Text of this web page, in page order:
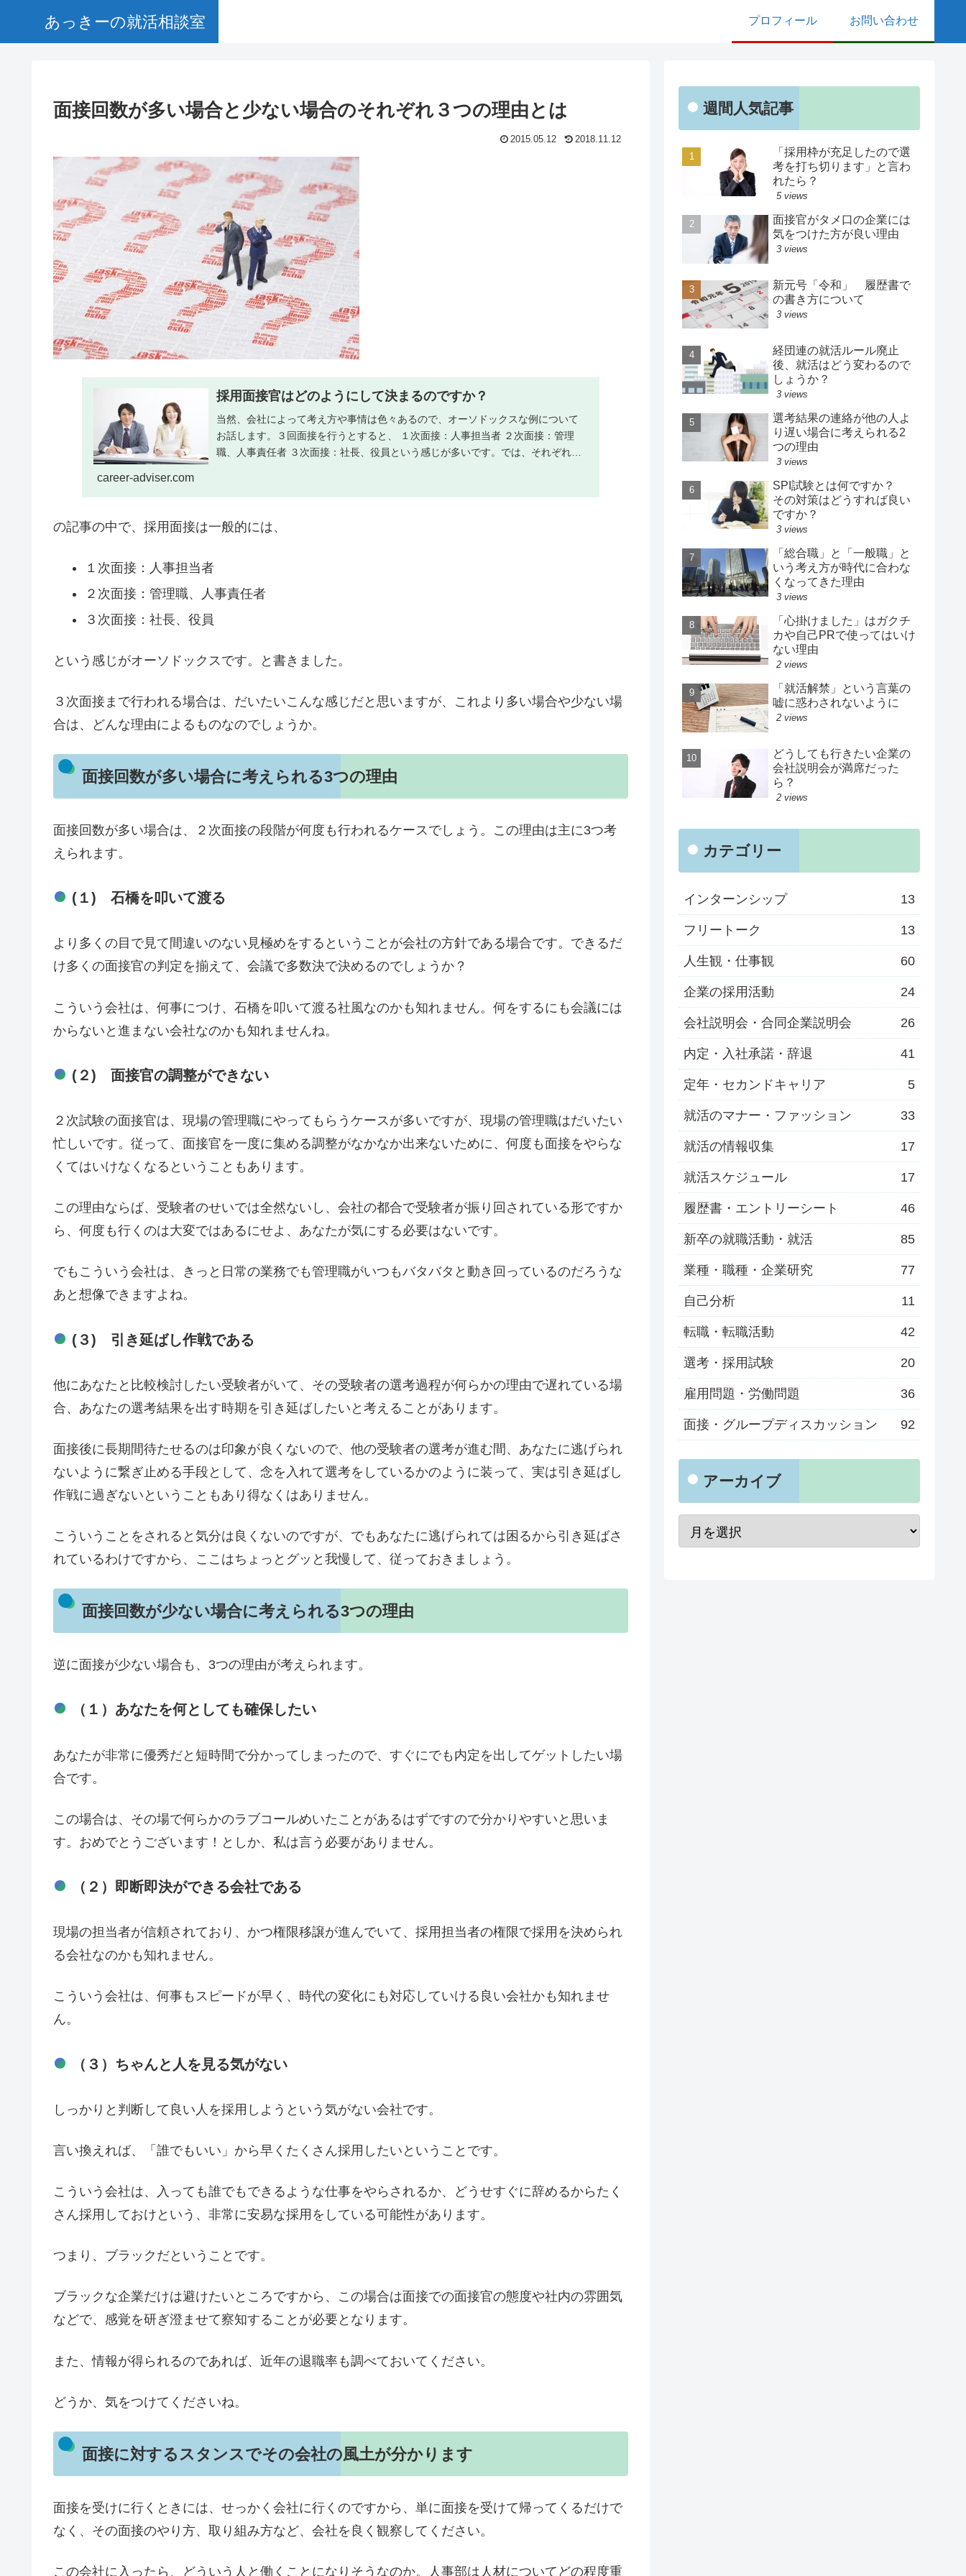
あっきーの就活相談室 プロフィール お問い合わせ
面接回数が多い場合と少ない場合のそれぞれ３つの理由とは
2015.05.12 2018.11.12
採用面接官はどのようにして決まるのですか？
当然、会社によって考え方や事情は色々あるので、オーソドックスな例について
お話します。３回面接を行うとすると、 １次面接：人事担当者 ２次面接：管理
職、人事責任者 ３次面接：社長、役員という感じが多いです。では、それぞれに
career-adviser.com
の記事の中で、採用面接は一般的には、
１次面接：人事担当者
２次面接：管理職、人事責任者
３次面接：社長、役員
という感じがオーソドックスです。と書きました。
３次面接まで行われる場合は、だいたいこんな感じだと思いますが、これより多い場合や少ない場
合は、どんな理由によるものなのでしょうか。
面接回数が多い場合に考えられる3つの理由
面接回数が多い場合は、２次面接の段階が何度も行われるケースでしょう。この理由は主に3つ考
えられます。
(１) 石橋を叩いて渡る
より多くの目で見て間違いのない見極めをするということが会社の方針である場合です。できるだ
け多くの面接官の判定を揃えて、会議で多数決で決めるのでしょうか？
こういう会社は、何事につけ、石橋を叩いて渡る社風なのかも知れません。何をするにも会議には
からないと進まない会社なのかも知れませんね。
(２) 面接官の調整ができない
２次試験の面接官は、現場の管理職にやってもらうケースが多いですが、現場の管理職はだいたい
忙しいです。従って、面接官を一度に集める調整がなかなか出来ないために、何度も面接をやらな
くてはいけなくなるということもあります。
この理由ならば、受験者のせいでは全然ないし、会社の都合で受験者が振り回されている形ですか
ら、何度も行くのは大変ではあるにせよ、あなたが気にする必要はないです。
でもこういう会社は、きっと日常の業務でも管理職がいつもバタバタと動き回っているのだろうな
あと想像できますよね。
(３) 引き延ばし作戦である
他にあなたと比較検討したい受験者がいて、その受験者の選考過程が何らかの理由で遅れている場
合、あなたの選考結果を出す時期を引き延ばしたいと考えることがあります。
面接後に長期間待たせるのは印象が良くないので、他の受験者の選考が進む間、あなたに逃げられ
ないように繋ぎ止める手段として、念を入れて選考をしているかのように装って、実は引き延ばし
作戦に過ぎないということもあり得なくはありません。
こういうことをされると気分は良くないのですが、でもあなたに逃げられては困るから引き延ばさ
れているわけですから、ここはちょっとグッと我慢して、従っておきましょう。
面接回数が少ない場合に考えられる3つの理由
逆に面接が少ない場合も、3つの理由が考えられます。
（１）あなたを何としても確保したい
あなたが非常に優秀だと短時間で分かってしまったので、すぐにでも内定を出してゲットしたい場
合です。
この場合は、その場で何らかのラブコールめいたことがあるはずですので分かりやすいと思いま
す。おめでとうございます！としか、私は言う必要がありません。
（２）即断即決ができる会社である
現場の担当者が信頼されており、かつ権限移譲が進んでいて、採用担当者の権限で採用を決められ
る会社なのかも知れません。
こういう会社は、何事もスピードが早く、時代の変化にも対応していける良い会社かも知れませ
ん。
（３）ちゃんと人を見る気がない
しっかりと判断して良い人を採用しようという気がない会社です。
言い換えれば、「誰でもいい」から早くたくさん採用したいということです。
こういう会社は、入っても誰でもできるような仕事をやらされるか、どうせすぐに辞めるからたく
さん採用しておけという、非常に安易な採用をしている可能性があります。
つまり、ブラックだということです。
ブラックな企業だけは避けたいところですから、この場合は面接での面接官の態度や社内の雰囲気
などで、感覚を研ぎ澄ませて察知することが必要となります。
また、情報が得られるのであれば、近年の退職率も調べておいてください。
どうか、気をつけてくださいね。
面接に対するスタンスでその会社の風土が分かります
面接を受けに行くときには、せっかく会社に行くのですから、単に面接を受けて帰ってくるだけで
なく、その面接のやり方、取り組み方など、会社を良く観察してください。
この会社に入ったら、どういう人と働くことになりそうなのか。人事部は人材についてどの程度重
週間人気記事
「採用枠が充足したので選
考を打ち切ります」と言わ
れたら？
5 views
面接官がタメ口の企業には
気をつけた方が良い理由
3 views
新元号「令和」 履歴書で
の書き方について
3 views
経団連の就活ルール廃止
後、就活はどう変わるので
しょうか？
3 views
選考結果の連絡が他の人よ
り遅い場合に考えられる2
つの理由
3 views
SPI試験とは何ですか？
その対策はどうすれば良い
ですか？
3 views
「総合職」と「一般職」と
いう考え方が時代に合わな
くなってきた理由
3 views
「心掛けました」はガクチ
カや自己PRで使ってはいけ
ない理由
2 views
「就活解禁」という言葉の
嘘に惑わされないように
2 views
どうしても行きたい企業の
会社説明会が満席だった
ら？
2 views
カテゴリー
インターンシップ 13
フリートーク 13
人生観・仕事観 60
企業の採用活動 24
会社説明会・合同企業説明会 26
内定・入社承諾・辞退 41
定年・セカンドキャリア 5
就活のマナー・ファッション 33
就活の情報収集 17
就活スケジュール 17
履歴書・エントリーシート 46
新卒の就職活動・就活 85
業種・職種・企業研究 77
自己分析 11
転職・転職活動 42
選考・採用試験 20
雇用問題・労働問題 36
面接・グループディスカッション 92
アーカイブ